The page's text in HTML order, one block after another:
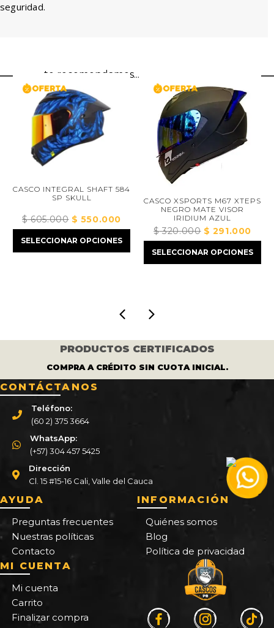
seguridad.
te recomendamos...
CASCO INTEGRAL SHAFT 584
SP SKULL
$605.000El
precio
original
$550.000El
precio
actual
SELECCIONAR OPCIONES
CASCO XSPORTS M67 XTEPS
NEGRO MATE VISOR
IRIDIUM AZUL
$320.000El
precio
original
$291.000El
precio
actual
SELECCIONAR OPCIONES
PRODUCTOS CERTIFICADOS
COMPRA A CRÉDITO SIN CUOTA INICIAL.
CONTÁCTANOS
Teléfono:
(60 2) 375 3664
WhatsApp:
(+57) 304 457 5425
Dirección
Cl. 15 #15-16 Cali, Valle del Cauca
AYUDA
Preguntas frecuentes
Nuestras políticas
Contacto
INFORMACIÓN
Quiénes somos
Blog
Política de privacidad
MI CUENTA
Mi cuenta
Carrito
Finalizar compra